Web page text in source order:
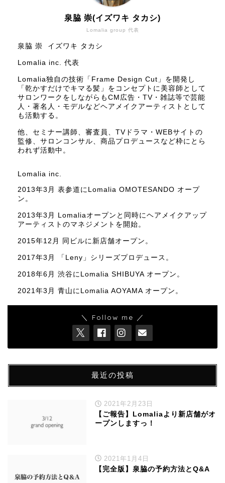
Lomalia group 代表
泉脇 崇(イズワキ タカシ)
泉脇 崇 イズワキ タカシ
Lomalia inc. 代表
Lomalia独自の技術「Frame Design Cut」を開発し
「乾かすだけでキマる髪」をコンセプトに美容師として
サロンワークをしながらもCM広告・TV・雑誌等で芸能
人・著名人・モデルなどヘアメイクアーティストとして
も活動する。
他、セミナー講師、審査員、TVドラマ・WEBサイトの
監修、サロンコンサル、商品プロデュースなど枠にとら
われず活動中。
Lomalia inc.
2013年3月 表参道にLomalia OMOTESANDO オープ
ン。
2013年3月 Lomaliaオープンと同時にヘアメイクアップ
アーティストのマネジメントを開始。
2015年12月 同ビルに新店舗オープン。
2017年3月 「Leny」シリーズプロデュース。
2018年6月 渋谷にLomalia SHIBUYA オープン。
2021年3月 青山にLomalia AOYAMA オープン。
＼ Follow me ／
最近の投稿
2021年2月23日
【ご報告】Lomaliaより新店舗がオ
ープンしますっ！
2021年1月4日
【完全版】泉脇の予約方法とQ&A